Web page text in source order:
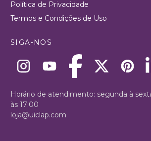
Política de Privacidade
Termos e Condições de Uso
SIGA-NOS
Horário de atendimento: segunda à
às 17:00
loja@uiclap.com